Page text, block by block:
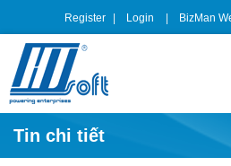
Register Login BizMan
Tin chi tiết